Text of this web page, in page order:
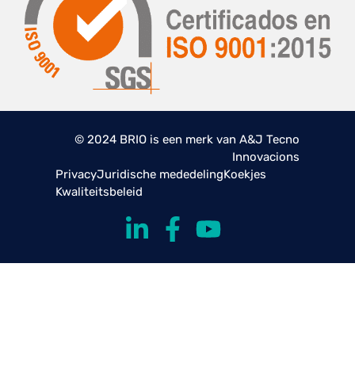
© 2024 BRIO is een merk van A&J Tecno
Innovacions
PrivacyJuridische mededelingKoekjes
Kwaliteitsbeleid